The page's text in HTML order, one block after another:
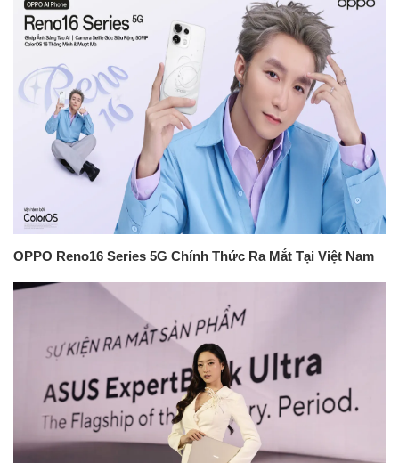
OPPO Reno16 Series 5G Chính Thức Ra Mắt Tại Việt Nam